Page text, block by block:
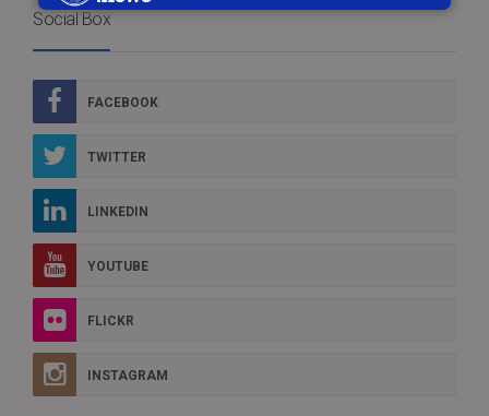
Social Box
FACEBOOK
TWITTER
LINKEDIN
YOUTUBE
FLICKR
INSTAGRAM